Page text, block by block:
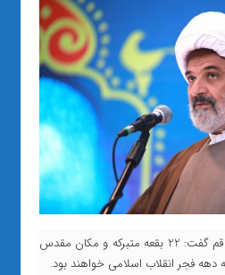
قم گویا - مدیرکل اوقاف استان قم گفت: 22 بقعه متبرکه و مکان مقدس
دهه فجر انقلاب اسلامی خواهند بود.